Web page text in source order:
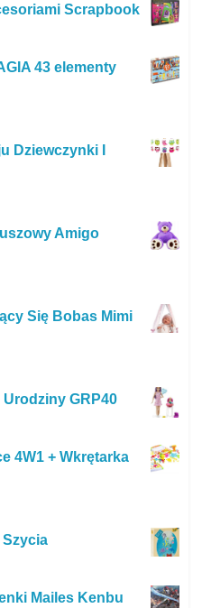
Scrapbook
43 elementy
Dziewczynki I
Amigo
Się Bobas Mimi
GRP40
4W1 + Wkrętarka
Mailes Kenbu